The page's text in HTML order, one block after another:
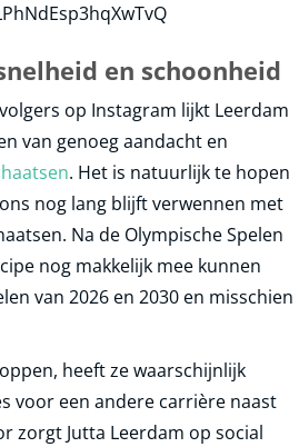
en schoonheid
op Instagram lijkt Leerdam
van genoeg aandacht en
. Het is natuurlijk te hopen
nog lang blijft verwennen met
Na de Olympische Spelen
nog makkelijk mee kunnen
van 2026 en 2030 en misschien
heeft ze waarschijnlijk
voor een andere carrière naast
zorgt Jutta Leerdam op social